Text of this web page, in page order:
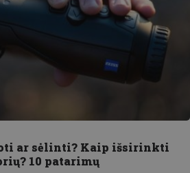
ar sėlinti? Kaip išsirinkti
10 patarimų